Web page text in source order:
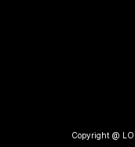
Copyright @